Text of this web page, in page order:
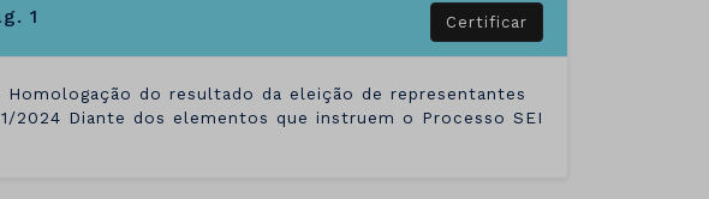
1 Certificar
Homologação do resultado da eleição de representantes
2024 Diante dos elementos que instruem o Processo SEI